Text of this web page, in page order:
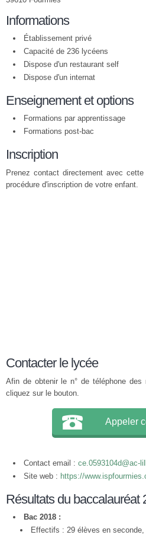
Informations
Établissement privé
Capacité de 236 lycéens
Dispose d'un restaurant self
Dispose d'un internat
Enseignement et options
Formations par apprentissage
Formations post-bac
Inscription
Prenez contact directement avec
procédure d'inscription de votre enfant.
Contacter le lycée
Afin de obtenir le n° de téléphone des
cliquez sur le bouton.
Appeler
Contact email : ce.0593104d@ac-
Site web : https://
Résultats du baccalauréat
Bac 2018 :
Effectifs : 29 élèves en